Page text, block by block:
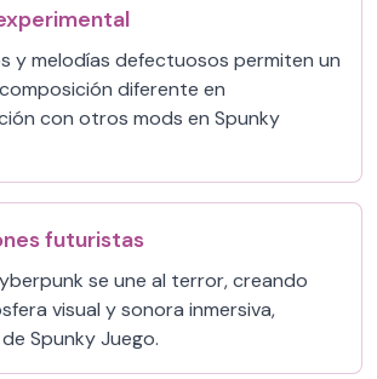
y melodías defectuosos permiten un
diferente en
con otros mods en Spunky
futuristas
se une al terror, creando
visual y sonora inmersiva,
Spunky Juego.